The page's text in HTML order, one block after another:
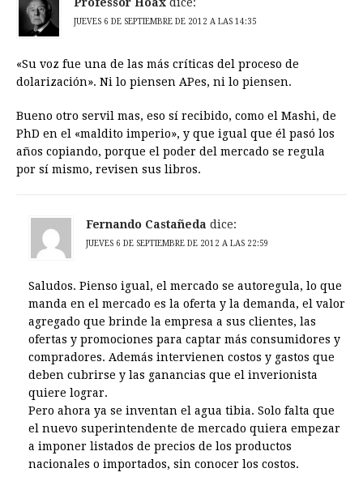
JUEVES 6 DE SEPTIEMBRE DE 2012 A LAS 14:35
«Su voz fue una de las más críticas del proceso de
dolarización». Ni lo piensen APes, ni lo piensen.
Bueno otro servil mas, eso sí recibido, como el Mashi, de
PhD en el «maldito imperio», y que igual que él pasó los
años copiando, porque el poder del mercado se regula
por sí mismo, revisen sus libros.
Fernando Castañeda dice:
JUEVES 6 DE SEPTIEMBRE DE 2012 A LAS 22:59
Saludos. Pienso igual, el mercado se autoregula, lo que
manda en el mercado es la oferta y la demanda, el valor
agregado que brinde la empresa a sus clientes, las
ofertas y promociones para captar más consumidores y
compradores. Además intervienen costos y gastos que
deben cubrirse y las ganancias que el inverionista
quiere lograr.
Pero ahora ya se inventan el agua tibia. Solo falta que
el nuevo superintendente de mercado quiera empezar
a imponer listados de precios de los productos
nacionales o importados, sin conocer los costos.